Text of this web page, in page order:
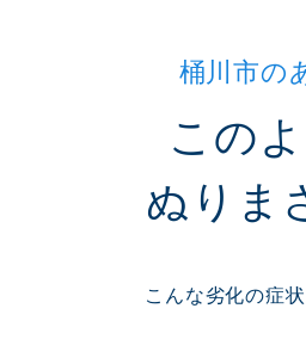
桶川市の
この
ぬりま
こんな劣化の症